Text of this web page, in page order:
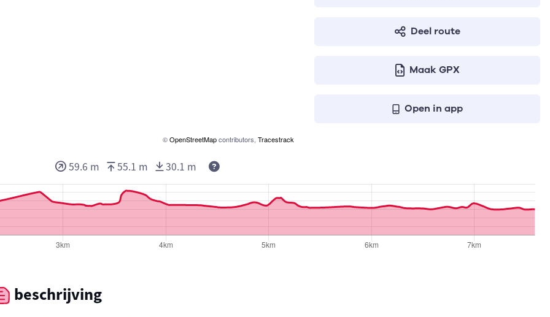
©OpenStreetMapcontributors, Tracestrack
Deel route
Maak GPX
Open in app
59.6 m 55.1 m 30.1 m
beschrijving